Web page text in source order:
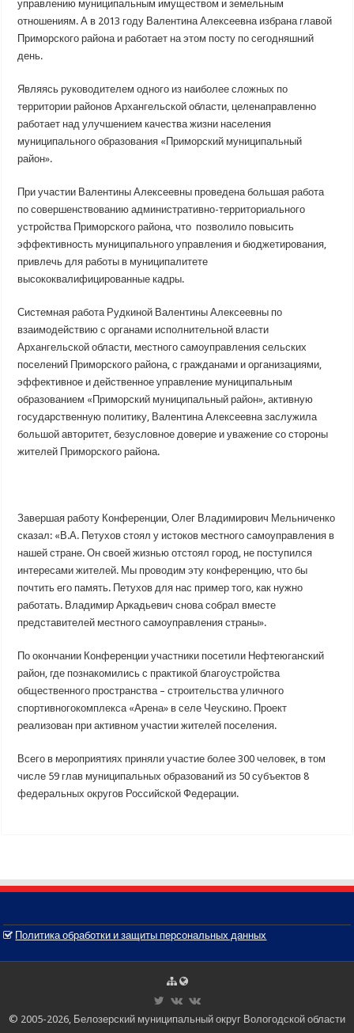
управлению муниципальным имуществом и земельным
отношениям. А в 2013 году Валентина Алексеевна избрана главой
Приморского района и работает на этом посту по сегодняшний
день.
Являясь руководителем одного из наиболее сложных по
территории районов Архангельской области, целенаправленно
работает над улучшением качества жизни населения
муниципального образования «Приморский муниципальный
район».
При участии Валентины Алексеевны проведена большая работа
по совершенствованию административно-территориального
устройства Приморского района, что позволило повысить
эффективность муниципального управления и бюджетирования,
привлечь для работы в муниципалитете
высококвалифицированные кадры.
Системная работа Рудкиной Валентины Алексеевны по
взаимодействию с органами исполнительной власти
Архангельской области, местного самоуправления сельских
поселений Приморского района, с гражданами и организациями,
эффективное и действенное управление муниципальным
образованием «Приморский муниципальный район», активную
государственную политику, Валентина Алексеевна заслужила
большой авторитет, безусловное доверие и уважение со стороны
жителей Приморского района.
Завершая работу Конференции, Олег Владимирович Мельниченко
сказал: «В.А. Петухов стоял у истоков местного самоуправления в
нашей стране. Он своей жизнью отстоял город, не поступился
интересами жителей. Мы проводим эту конференцию, что бы
почтить его память. Петухов для нас пример того, как нужно
работать. Владимир Аркадьевич снова собрал вместе
представителей местного самоуправления страны».
По окончании Конференции участники посетили Нефтеюганский
район, где познакомились с практикой благоустройства
общественного пространства – строительства уличного
спортивногокомплекса «Арена» в селе Чеускино. Проект
реализован при активном участии жителей поселения.
Всего в мероприятиях приняли участие более 300 человек, в том
числе 59 глав муниципальных образований из 50 субъектов 8
федеральных округов Российской Федерации.
Политика обработки и защиты персональных данных
© 2005-2026, Белозерский муниципальный округ Вологодской области